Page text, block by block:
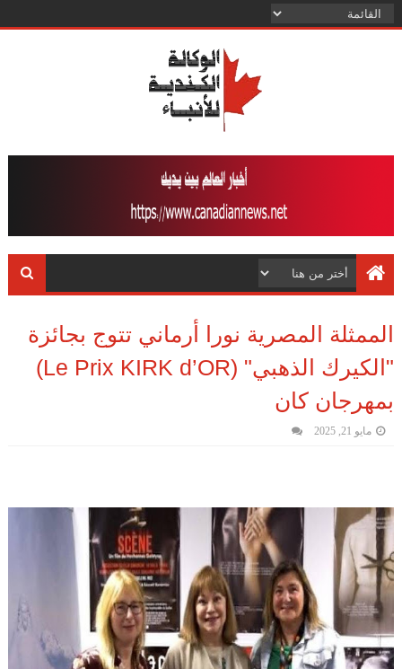
الممثلة المصرية نورا أرماني تتوج بجائزة
"الكيرك الذهبي" (Le Prix KIRK d’OR)
بمهرجان كان
مايو 21, 2025